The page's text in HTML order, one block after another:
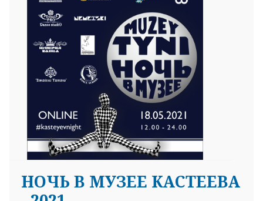
НОЧЬ В МУЗЕЕ КАСТЕЕВА